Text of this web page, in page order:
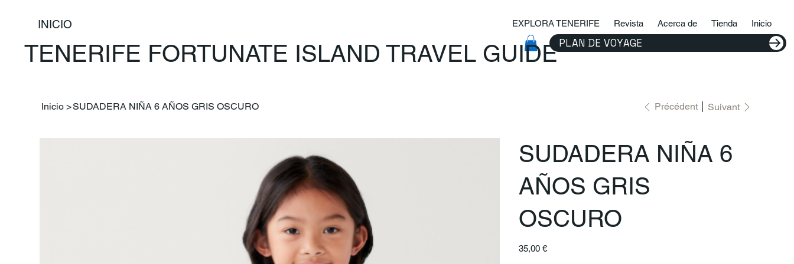
INICIO
PLAN DE VOYAGE
TENERIFE FORTUNATE ISLAND TRAVEL GUIDE
EXPLORA TENERIFE Revista Acerca de Tienda Inicio
Inicio >SUDADERA NIÑA 6 AÑOS GRIS OSCURO Précédent Suivant
SUDADERA NIÑA 6
AÑOS GRIS
OSCURO
Prix
35,00 €